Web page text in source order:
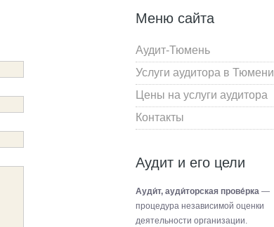
Меню сайта
Аудит-Тюмень
Услуги аудитора в Тюмени
Цены на услуги аудитора
Контакты
Аудит и его цели
Ауди́т, ауди́торская прове́рка —
процедура независимой оценки
деятельности организации.